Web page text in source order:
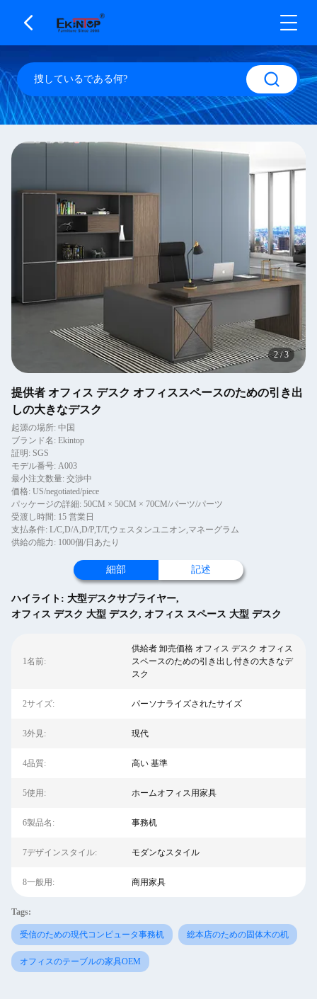
2/3
提供者 オフィス デスク オフィススペースのための引き出
しの大きなデスク
起源の場所: 中国
ブランド名: Ekintop
証明: SGS
モデル番号: A003
最小注文数量: 交渉中
価格: US/negotiated/piece
パッケージの詳細: 50CM × 50CM × 70CM/パーツ/パーツ
受渡し時間: 15 営業日
支払条件: L/C,D/A,D/P,T/T,ウェスタンユニオン,マネーグラム
供給の能力: 1000個/日あたり
細部 記述
ハイライト: 大型デスクサプライヤー,
オフィス デスク 大型 デスク, オフィス スペース 大型 デスク
1名前:
供給者 卸売価格 オフィス デスク オフィス
スペースのための引き出し付きの大きなデ
スク
2サイズ: パーソナライズされたサイズ
3外見: 現代
4品質: 高い 基準
5使用: ホームオフィス用家具
6製品名: 事務机
7デザインスタイル: モダンなスタイル
8一般用: 商用家具
Tags:
受信のための現代コンピュータ事務机 総本店のための固体木の机
オフィスのテーブルの家具OEM